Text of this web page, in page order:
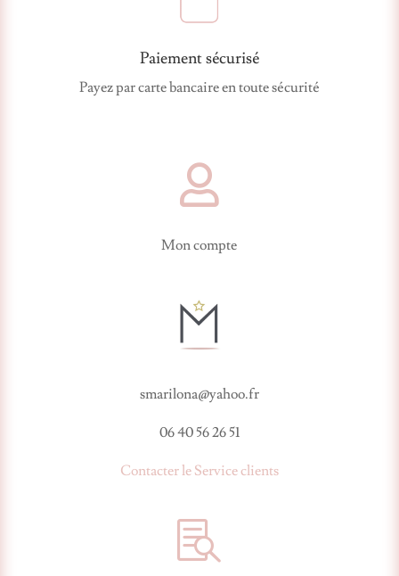
Paiement sécurisé
Payez par carte bancaire en toute sécurité

Mon compte
smarilona@yahoo.fr
06 40 56 26 51
Contacter le Service clients
